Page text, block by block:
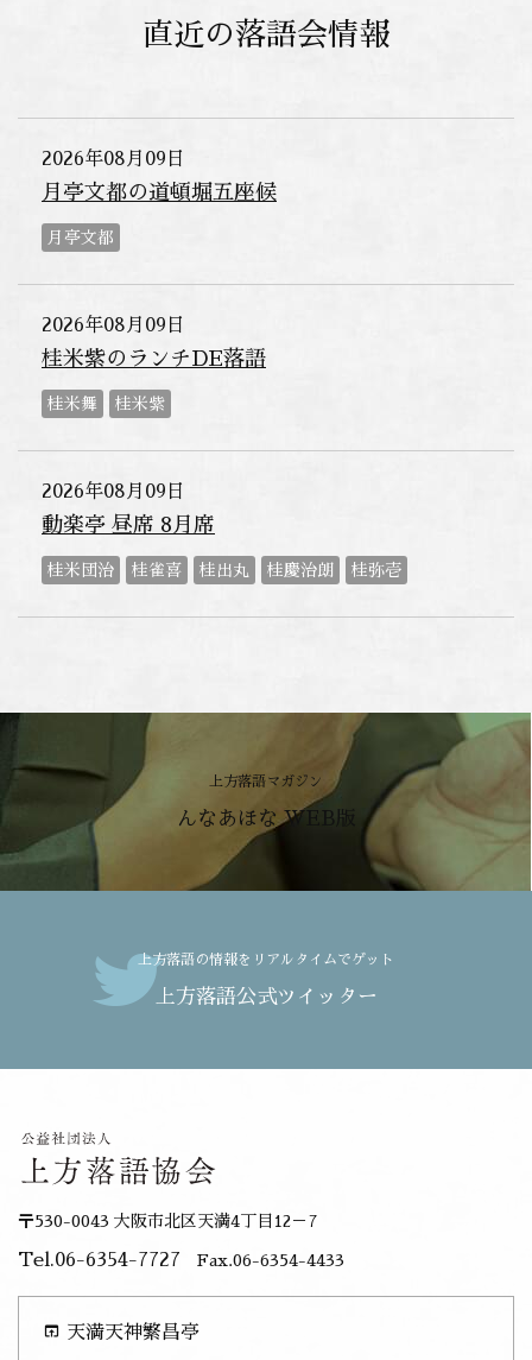
直近の落語会情報
2026年08月09日
月亭文都の道頓堀五座候
月亭文都
2026年08月09日
桂米紫のランチDE落語
桂米舞 桂米紫
2026年08月09日
動楽亭 昼席 8月席
桂米団治 桂雀喜 桂出丸 桂慶治朗 桂弥壱
上方落語マガジン
んなあほな WEB版
上方落語の情報をリアルタイムでゲット
上方落語公式ツイッター
〒530-0043 大阪市北区天満4丁目12－7
Tel.06-6354-7727 Fax.06-6354-4433
open_in_browser 天満天神繁昌亭